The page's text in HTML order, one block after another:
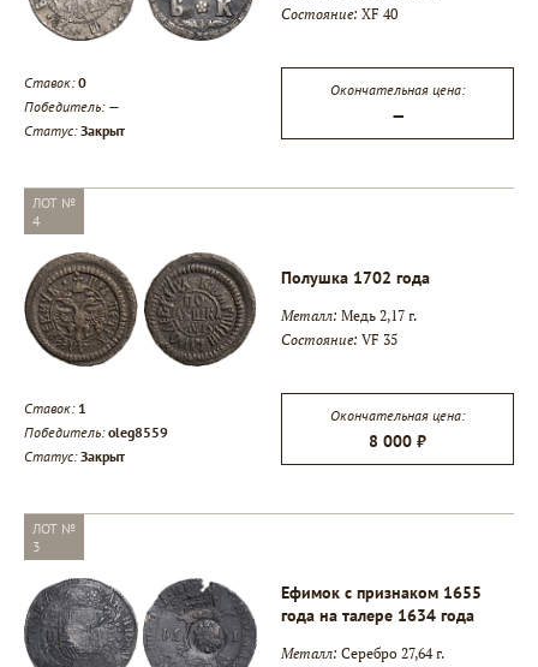
Состояние: XF 40
Ставок:0
Победитель: —
Статус:Закрыт
Окончательная цена:
—
ЛОТ №
4
Полушка 1702 года
Металл: Медь 2,17 г.
Состояние: VF 35
Ставок: 1
Победитель: oleg8559
Статус:Закрыт
Окончательная цена:
8 000 ₽
ЛОТ №
3
Ефимок с признаком 1655
года на талере 1634 года
Металл: Серебро 27,64 г.